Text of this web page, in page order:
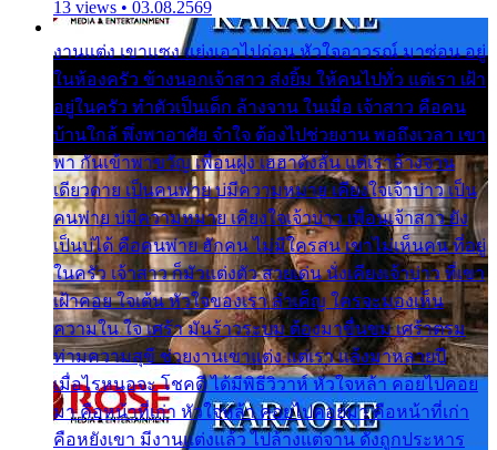
13 views • 03.08.2569
งานแต่ง เขาแซง แย่งเอาไปก่อน หัวใจอาวรณ์ มาซ่อน อยู่
ในห้องครัว ข้างนอกเจ้าสาว ส่งยิ้ม ให้คนไปทั่ว แต่เรา เฝ้า
อยู่ในครัว ทำตัวเป็นเด็ก ล้างจาน ในเมื่อ เจ้าสาว คือคน
บ้านใกล้ พึ่งพาอาศัย จำใจ ต้องไปช่วยงาน พอถึงเวลา เขา
พา กันเข้าพาขวัญ เพื่อนฝูง เฮฮาดังลั่น แต่เราล้างจาน
เดียวดาย เป็นคนพ่าย บ่มีความหมาย เคียงใจเจ้าบ่าว เป็น
คนพ่าย บ่มีความหมาย เคียงใจเจ้าบ่าว เพื่อนเจ้าสาว ยัง
เป็นบ่ได้ คือคนพ่าย ฮักคน ไม่มีใครสน เขาไม่เห็นคน ที่อยู่
ในครัว เจ้าสาว ก็มัวแต่งตัว สวยเด่น นั่งเคียงเจ้าบ่าว ที่เขา
เฝ้าคอย ใจเต้น หัวใจของเรา ลำเค็ญ ใครจะมองเห็น
ความใน ใจ เศร้า มันร้าวระบม ต้องมาขื่นขม เศร้าตรม
ท่ามความสุขี ช่วยงานเขาแต่ง แต่เรา แล้งมาหลายปี
เมื่อไรหนอจะ โชคดี ได้มีพิธีวิวาห์ หัวใจหล้า คอยไปคอย
มา คือหน้าที่เก่า หัวใจหล้า คอยไปคอยมา คือหน้าที่เก่า
คือหยังเขา มีงานแต่งแล้ว ไปล้างแต่จาน ดั่งถูกประหาร